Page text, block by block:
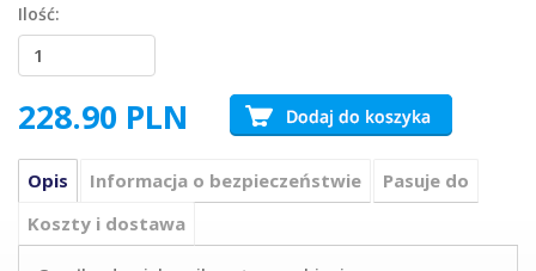
Ilość:
228.90 PLN
Opis Informacja o bezpieczeństwie
Pasuje do
Koszty i dostawa